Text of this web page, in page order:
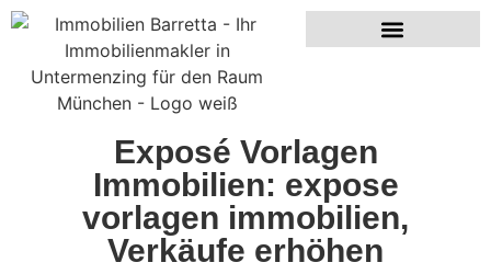
Exposé Vorlagen
Immobilien: expose
vorlagen immobilien,
Verkäufe erhöhen